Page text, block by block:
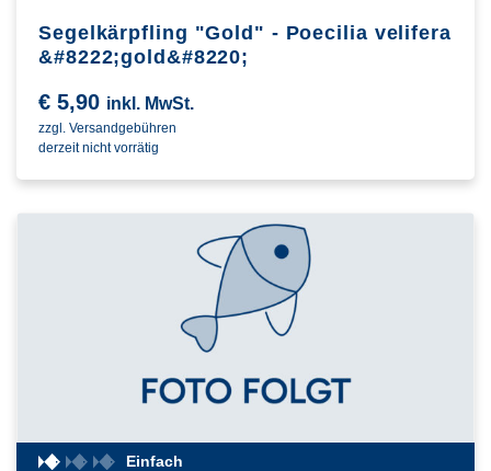
Segelkärpfling "Gold" - Poecilia velifera
&#8222;gold&#8220;
€ 5,90 inkl. MwSt.
zzgl. Versandgebühren
derzeit nicht vorrätig
Einfach